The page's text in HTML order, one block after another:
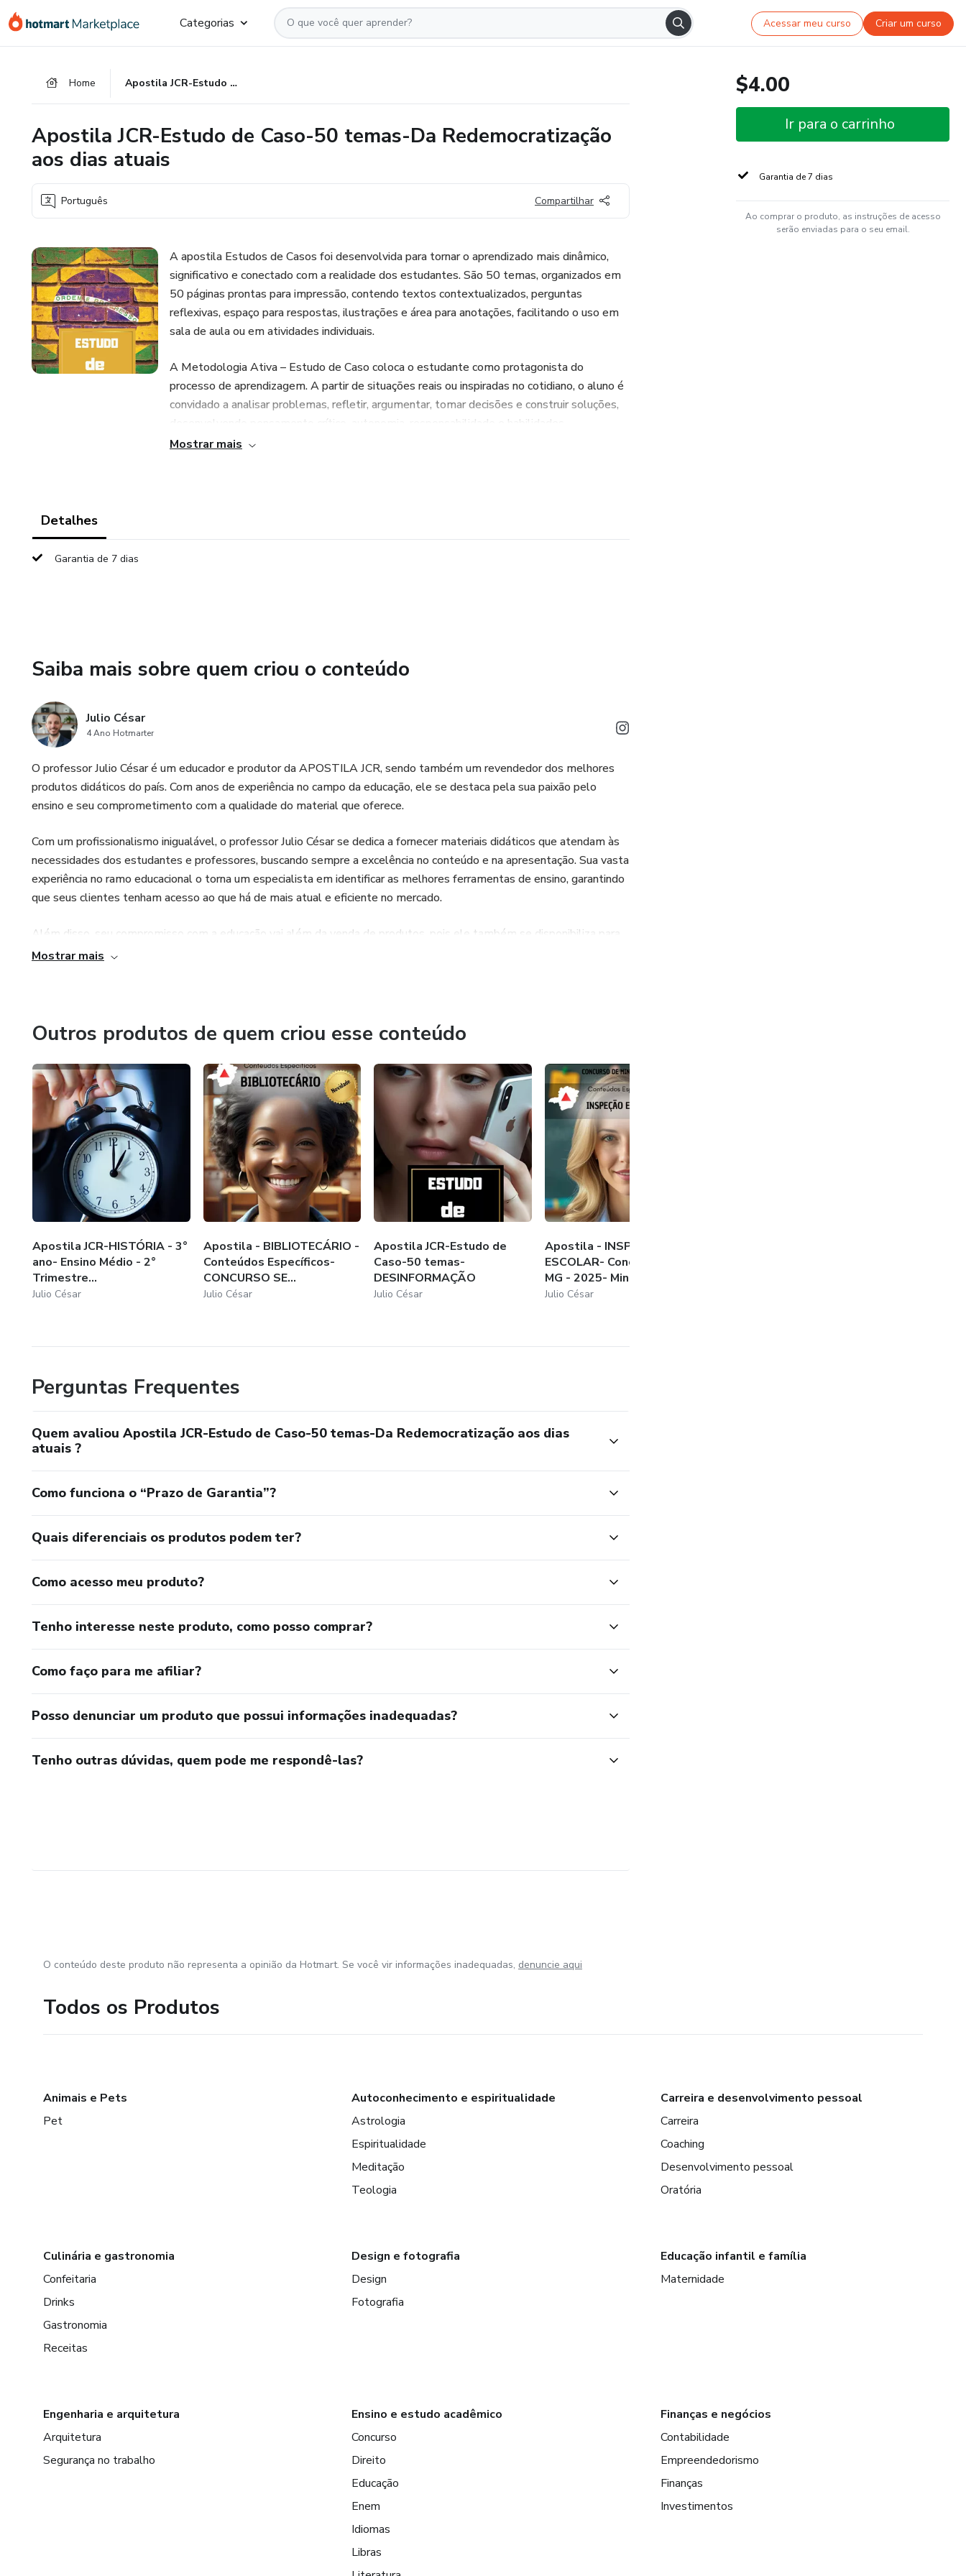
para
para
para
Categorias Acessar meu curso Criar um curso
Home Apostila JCR-Estudo de Caso-50 temas-Da Redemocratização aos dias atuais
Apostila JCR-Estudo de Caso-50 temas-Da Redemocratização
aos dias atuais
Português Compartilhar
A apostila Estudos de Casos foi desenvolvida para tornar o aprendizado mais dinâmico,
significativo e conectado com a realidade dos estudantes. São 50 temas, organizados em
50 páginas prontas para impressão, contendo textos contextualizados, perguntas
reflexivas, espaço para respostas, ilustrações e área para anotações, facilitando o uso em
sala de aula ou em atividades individuais.
A Metodologia Ativa – Estudo de Caso coloca o estudante como protagonista do
processo de aprendizagem. A partir de situações reais ou inspiradas no cotidiano, o aluno é
convidado a analisar problemas, refletir, argumentar, tomar decisões e construir soluções,
desenvolvendo pensamento crítico, autonomia, responsabilidade e habilidades
socioemocionais.
Mostrar mais
Detalhes
Garantia de 7 dias
Saiba mais sobre quem criou o conteúdo
Julio César
4 Ano Hotmarter
O professor Julio César é um educador e produtor da APOSTILA JCR, sendo também um revendedor dos melhores
produtos didáticos do país. Com anos de experiência no campo da educação, ele se destaca pela sua paixão pelo
ensino e seu comprometimento com a qualidade do material que oferece.
Com um profissionalismo inigualável, o professor Julio César se dedica a fornecer materiais didáticos que atendam às
necessidades dos estudantes e professores, buscando sempre a excelência no conteúdo e na apresentação. Sua vasta
experiência no ramo educacional o torna um especialista em identificar as melhores ferramentas de ensino, garantindo
que seus clientes tenham acesso ao que há de mais atual e eficiente no mercado.
Além disso, seu compromisso com a educação vai além da venda de produtos, pois ele também se disponibiliza para
oferecer orientação e suporte aos seus clientes, buscando sempre contribuir com o sucesso e o desenvolvimento do
Mostrar mais
Outros produtos de quem criou esse conteúdo
Apostila JCR-HISTÓRIA - 3°
ano- Ensino Médio - 2°
Trimestre...
Julio César
Apostila - BIBLIOTECÁRIO -
Conteúdos Específicos-
CONCURSO SE...
Julio César
Apostila JCR-Estudo de
Caso-50 temas-
DESINFORMAÇÃO
Julio César
Apostila - INSPEÇÃO
ESCOLAR- Concurso SEE
MG - 2025- Minas G...
Julio César
Perguntas Frequentes
Quem avaliou Apostila JCR-Estudo de Caso-50 temas-Da Redemocratização aos dias
atuais ?
Como funciona o “Prazo de Garantia”?
Quais diferenciais os produtos podem ter?
Como acesso meu produto?
Tenho interesse neste produto, como posso comprar?
Como faço para me afiliar?
Posso denunciar um produto que possui informações inadequadas?
Tenho outras dúvidas, quem pode me respondê-las?
$4.00
Ir para o carrinho
Garantia de 7 dias
Ao comprar o produto, as instruções de acesso
serão enviadas para o seu email.
O conteúdo deste produto não representa a opinião da Hotmart. Se você vir informações inadequadas, denuncie aqui
Todos os Produtos
Animais e Pets
Pet
Autoconhecimento e espiritualidade
Astrologia
Espiritualidade
Meditação
Teologia
Carreira e desenvolvimento pessoal
Carreira
Coaching
Desenvolvimento pessoal
Oratória
Culinária e gastronomia
Confeitaria
Drinks
Gastronomia
Receitas
Design e fotografia
Design
Fotografia
Educação infantil e família
Maternidade
Engenharia e arquitetura
Arquitetura
Segurança no trabalho
Ensino e estudo acadêmico
Concurso
Direito
Educação
Enem
Idiomas
Libras
Finanças e negócios
Contabilidade
Empreendedorismo
Finanças
Investimentos